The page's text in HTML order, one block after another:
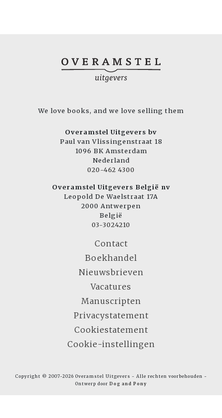
We love books, and we love selling them
Overamstel Uitgevers bv
Paul van Vlissingenstraat 18
1096 BK Amsterdam
Nederland
020-462 4300
Overamstel Uitgevers België nv
Leopold De Waelstraat 17A
2000 Antwerpen
België
03-3024210
Contact
Boekhandel
Nieuwsbrieven
Vacatures
Manuscripten
Privacystatement
Cookiestatement
Cookie-instellingen
Copyright © 2007-2026 Overamstel Uitgevers - Alle rechten voorbehouden -
Ontwerp door Dog and Pony